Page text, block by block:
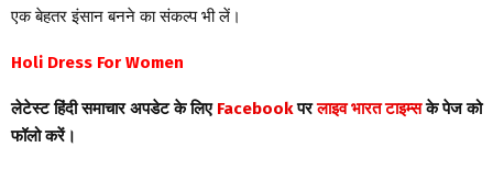
एक बेहतर इंसान बनने का संकल्प भी लें।
Holi Dress For Women
लेटेस्ट हिंदी समाचार अपडेट के लिए Facebookपरलाइव भारत टाइम्सके पेज को
फॉलो करें।